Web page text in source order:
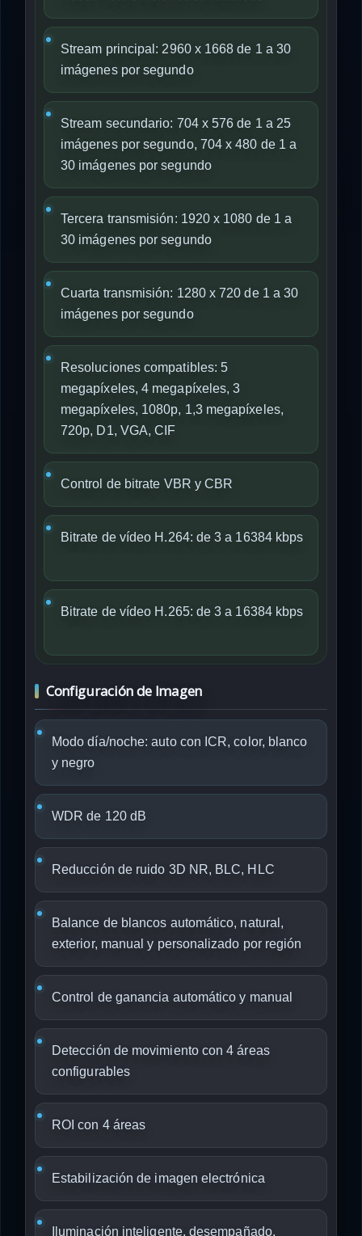
Stream principal: 2960 x 1668 de 1 a 30
imágenes por segundo
Stream secundario: 704 x 576 de 1 a 25
imágenes por segundo, 704 x 480 de 1 a
30 imágenes por segundo
Tercera transmisión: 1920 x 1080 de 1 a
30 imágenes por segundo
Cuarta transmisión: 1280 x 720 de 1 a 30
imágenes por segundo
Resoluciones compatibles: 5
megapíxeles, 4 megapíxeles, 3
megapíxeles, 1080p, 1,3 megapíxeles,
720p, D1, VGA, CIF
Control de bitrate VBR y CBR
Bitrate de vídeo H.264: de 3 a 16384 kbps
Bitrate de vídeo H.265: de 3 a 16384 kbps
Configuración de Imagen
Modo día/noche: auto con ICR, color, blanco
y negro
WDR de 120 dB
Reducción de ruido 3D NR, BLC, HLC
Balance de blancos automático, natural,
exterior, manual y personalizado por región
Control de ganancia automático y manual
Detección de movimiento con 4 áreas
configurables
ROI con 4 áreas
Estabilización de imagen electrónica
Iluminación inteligente, desempañado,